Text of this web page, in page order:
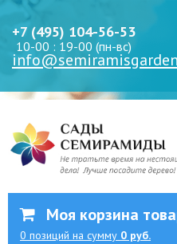
+7 (495) 104-56-53
10-00 : 19-00 (пн-вс)
Моя корзина
0 позиций на сумму 0 руб.